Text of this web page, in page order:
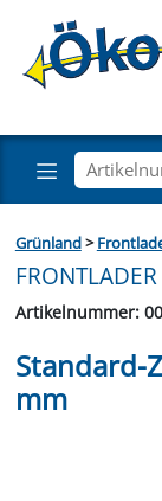
Grünland>
Artikelnummer:
Standard-
mm